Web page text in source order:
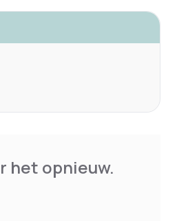
het opnieuw.